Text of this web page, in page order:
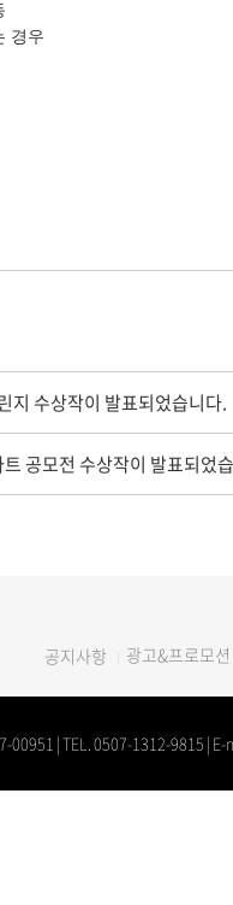
경우
지 수상작이 발표되었습니다.
공모전 수상작이 발표되었
공지사항 광고&프로모션
00951 | TEL. 0507-1312-9815 |